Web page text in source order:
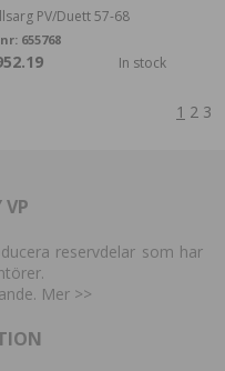
PV/Duett 57-68
655768
In stock
1 2 3
VP
reservdelar som har
Mer >>